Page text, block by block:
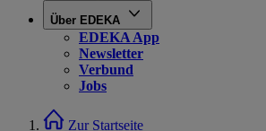
Über EDEKA
EDEKA App
Newsletter
Verbund
Jobs
Zur Startseite